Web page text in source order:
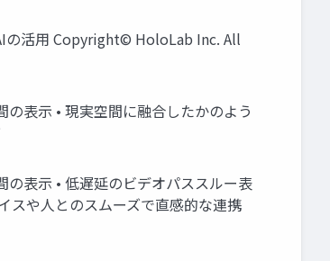
の活用 Copyright© HoloLab Inc. All
表示 • 現実空間に融合したかのよう
表示 • 低遅延のビデオパススルー表
スや人とのスムーズで直感的な連携